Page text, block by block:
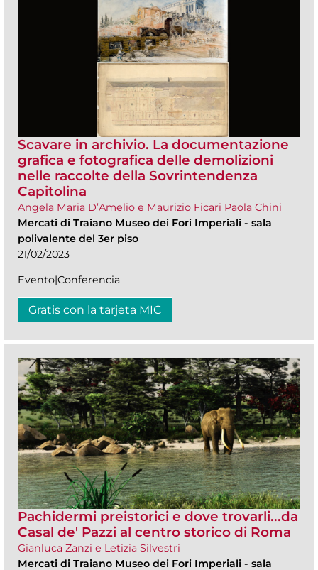
Scavare in archivio. La documentazione
grafica e fotografica delle demolizioni
nelle raccolte della Sovrintendenza
Capitolina
Angela Maria D’Amelio e Maurizio Ficari Paola Chini
Mercati di Traiano Museo dei Fori Imperiali - sala
polivalente del 3er piso
21/02/2023
Evento|Conferencia
Gratis con la tarjeta MIC
Pachidermi preistorici e dove trovarli...da
Casal de' Pazzi al centro storico di Roma
Gianluca Zanzi e Letizia Silvestri
Mercati di Traiano Museo dei Fori Imperiali - sala